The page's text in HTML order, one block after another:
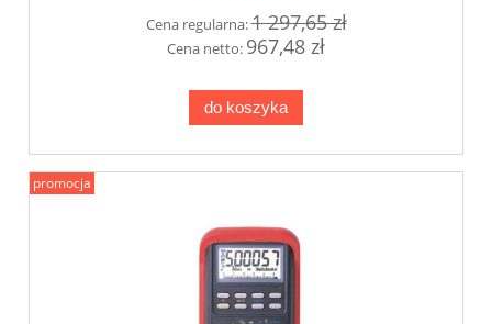
Cena regularna:1 297,65 zł
Cena netto: 967,48 zł
do koszyka
promocja